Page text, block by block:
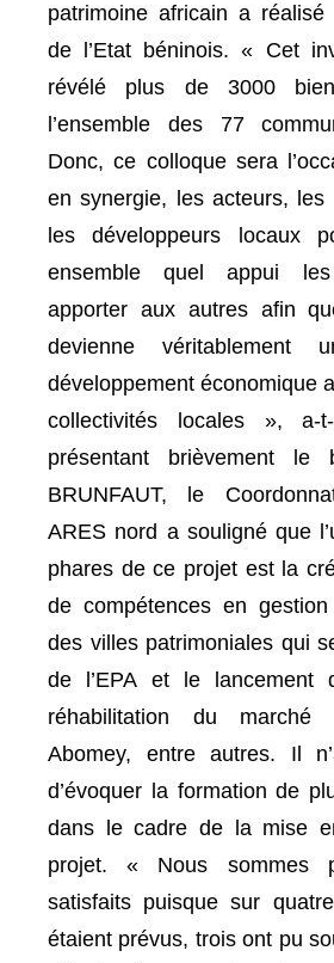
patrimoine africain a
de l’Etat béninois. « Cet
révélé plus de 3000
l’ensemble des 77
Donc, ce colloque sera
en synergie, les acteurs, les
les développeurs locaux
ensemble quel appui
apporter aux autres afin
devienne véritablement
développement économique
collectivités locales », a-
présentant brièvement le
BRUNFAUT, le
ARES nord a souligné que
phares de ce projet est la
de compétences en
des villes patrimoniales qui
de l’EPA et le lancement
réhabilitation du
Abomey, entre autres. Il
d’évoquer la formation de
dans le cadre de la mise
projet. « Nous sommes
satisfaits puisque sur
étaient prévus, trois ont pu